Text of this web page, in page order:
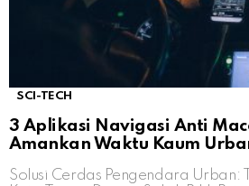
SCI-TECH
3 Aplikasi Navigasi Anti
Amankan Waktu Kaum
Solusi Cerdas Pengendara Urban: